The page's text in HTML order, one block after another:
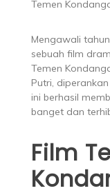
Temen
Mengawali
sebuah film
Temen
Putri,
ini berhasil
banget dan
Film